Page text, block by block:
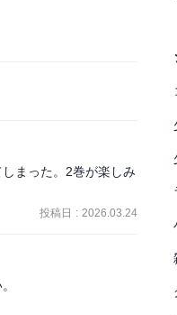
まった。2巻が楽しみ
投稿日 : 2026.03.24